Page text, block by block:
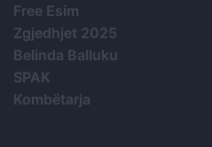
Free Esim
Zgjedhjet 2025
Belinda Balluku
SPAK
Kombëtarja